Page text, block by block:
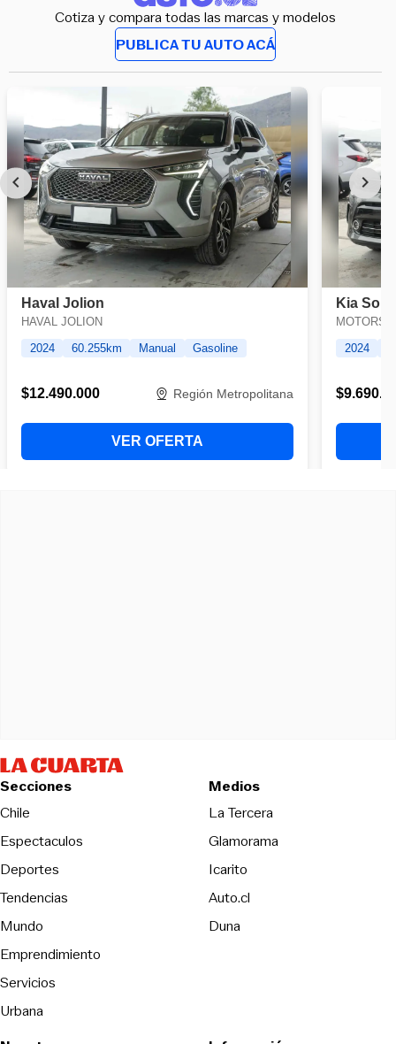
Cotiza y compara todas las marcas y modelos
PUBLICA TU AUTO ACÁ
Secciones
Chile
Espectaculos
Deportes
Tendencias
Mundo
Emprendimiento
Servicios
Urbana
Medios
La TerceraOpens in new
Glamorama
Icarito
Auto.cl
DunaOpens in new window